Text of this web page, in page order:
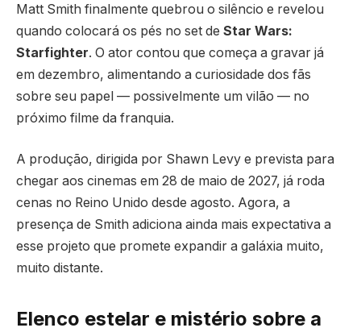
Matt Smith finalmente quebrou o silêncio e revelou
quando colocará os pés no set de Star Wars:
Starfighter. O ator contou que começa a gravar já
em dezembro, alimentando a curiosidade dos fãs
sobre seu papel — possivelmente um vilão — no
próximo filme da franquia.
A produção, dirigida por Shawn Levy e prevista para
chegar aos cinemas em 28 de maio de 2027, já roda
cenas no Reino Unido desde agosto. Agora, a
presença de Smith adiciona ainda mais expectativa a
esse projeto que promete expandir a galáxia muito,
muito distante.
Elenco estelar e mistério sobre a